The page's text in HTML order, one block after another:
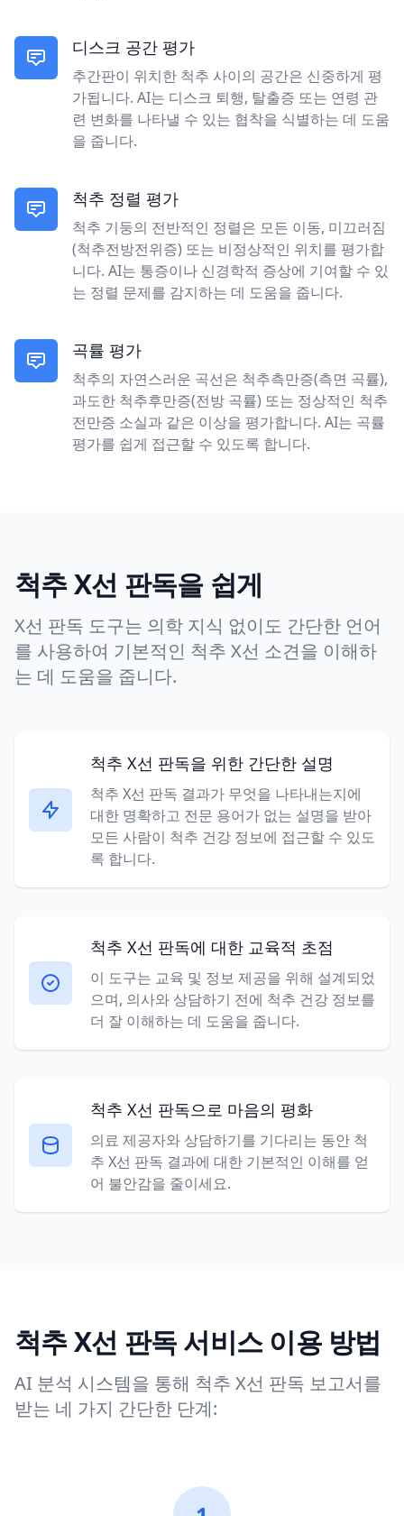
디스크 공간 평가
추간판이 위치한 척추 사이의 공간은 신중하게 평
가됩니다. AI는 디스크 퇴행, 탈출증 또는 연령 관
련 변화를 나타낼 수 있는 협착을 식별하는 데 도움
을 줍니다.
척추 정렬 평가
척추 기둥의 전반적인 정렬은 모든 이동, 미끄러짐
(척추전방전위증) 또는 비정상적인 위치를 평가합
니다. AI는 통증이나 신경학적 증상에 기여할 수 있
는 정렬 문제를 감지하는 데 도움을 줍니다.
곡률 평가
척추의 자연스러운 곡선은 척추측만증(측면 곡률),
과도한 척추후만증(전방 곡률) 또는 정상적인 척추
전만증 소실과 같은 이상을 평가합니다. AI는 곡률
평가를 쉽게 접근할 수 있도록 합니다.
척추 X선 판독을 쉽게
X선 판독 도구는 의학 지식 없이도 간단한 언어
를 사용하여 기본적인 척추 X선 소견을 이해하
는 데 도움을 줍니다.
척추 X선 판독을 위한 간단한 설명
척추 X선 판독 결과가 무엇을 나타내는지에
대한 명확하고 전문 용어가 없는 설명을 받아
모든 사람이 척추 건강 정보에 접근할 수 있도
록 합니다.
척추 X선 판독에 대한 교육적 초점
이 도구는 교육 및 정보 제공을 위해 설계되었
으며, 의사와 상담하기 전에 척추 건강 정보를
더 잘 이해하는 데 도움을 줍니다.
척추 X선 판독으로 마음의 평화
의료 제공자와 상담하기를 기다리는 동안 척
추 X선 판독 결과에 대한 기본적인 이해를 얻
어 불안감을 줄이세요.
척추 X선 판독 서비스 이용 방법
AI 분석 시스템을 통해 척추 X선 판독 보고서를
받는 네 가지 간단한 단계: